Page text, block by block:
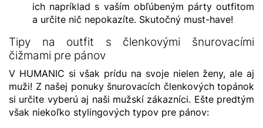
ich napríklad s vaším obľúbeným párty outfitom
a určite nič nepokazíte. Skutočný must-have!
Tipy na outfit s členkovými šnurovacími
čižmami pre pánov
V HUMANIC si však prídu na svoje nielen ženy, ale aj
muži! Z našej ponuky šnurovacích členkových topánok
si určite vyberú aj naši mužskí zákazníci. Ešte predtým
však niekoľko stylingových typov pre pánov: